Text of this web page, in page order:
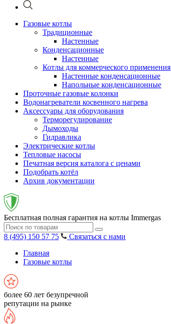
Газовые котлы
Традиционные
Настенные
Конденсационные
Настенные
Котлы для коммерческого применения
Настенные конденсационные
Напольные конденсационные
Проточные газовые колонки
Водонагреватели косвенного нагрева
Аксессуары для оборудования
Терморегулирование
Дымоходы
Гидравлика
Электрические котлы
Тепловые насосы
Печатная версия каталога с ценами
Подобрать котёл
Архив документации
Бесплатная полная гарантия на котлы Immergas
8 (495) 150 57 75
Связаться с нами
Главная
Газовые котлы
более 60 лет безупречной
репутации на рынке